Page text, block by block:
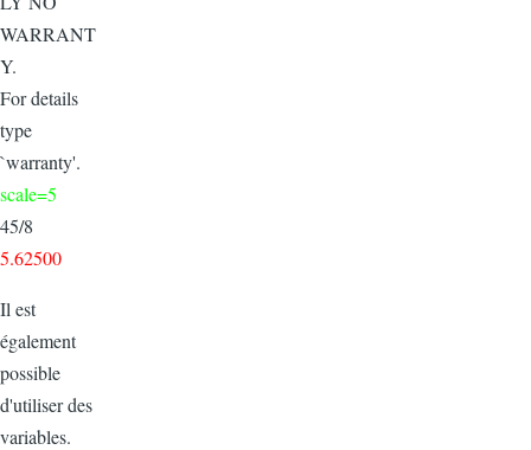
WARRANT
Y.
For details
type
`warranty'.
scale=5
45/8
5.62500
Il est
également
possible
d'utiliser des
variables.